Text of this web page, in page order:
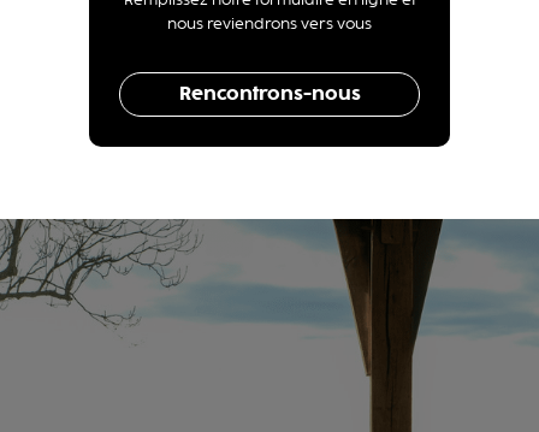
nous reviendrons vers vous
Rencontrons-nous